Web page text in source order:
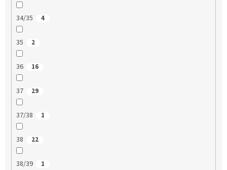
34/35 4
35 2
36 16
37 29
37/38 1
38 22
38/39 1